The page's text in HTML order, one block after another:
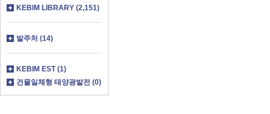
KEBIM LIBRARY (2,151)
발주처 (14)
KEBIM EST (1)
건물일체형 태양광발전 (0)